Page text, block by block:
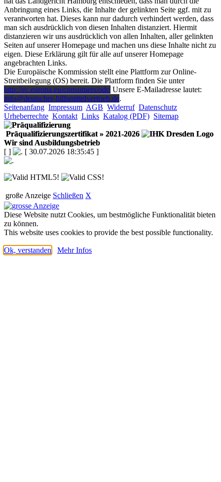
Anbringung eines Links, die Inhalte der gelinkten Seite ggf. mit zu
verantworten hat. Dieses kann nur dadurch verhindert werden, dass
man sich ausdrücklich von diesen Inhalten distanziert. Hiermit
distanzieren wir uns ausdrücklich von allen Inhalten, aller gelinkten
Seiten auf unserer Homepage und machen uns diese Inhalte nicht zu
eigen. Diese Erklärung gilt für alle auf unserer Homepage
angebrachten Links.
Die Europäische Kommission stellt eine Plattform zur Online-
Streitbeilegung (OS) bereit. Die Plattform finden Sie unter
http://ec.europa.eu/consumers/odr/Unsere E-Mailadresse lautet:
info@deutscher-hilfsmittelvertrieb.de.
Seitenanfang Impressum AGB Widerruf Datenschutz
Urheberrechte Kontakt Links Katalog (PDF) Sitemap
Präqualifizierungszertifikat » 2021-2026
Wir sind Ausbildungsbetrieb
[ ] [ 30.07.2026 18:35:45 ]
große Anzeige Schließen X
Diese Website nutzt Cookies, um bestmögliche Funktionalität bieten
zu können.
This website uses cookies to provide the best possible functionality.
Ok, verstanden Mehr Infos